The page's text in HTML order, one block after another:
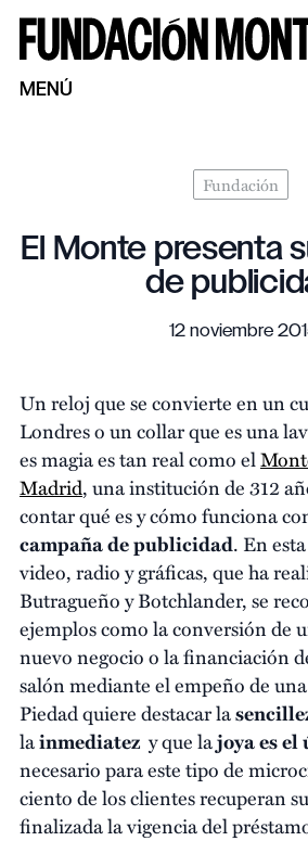
MENÚ
Fundación
El Monte presenta
de
12 noviembre
Un reloj que se convierte en un
Londres o un collar que es una
es magia es tan real como el
Madrid, una institución de 312
contar qué es y cómo funciona
campaña de publicidad. En
video, radio y gráficas, que ha
Butragueño y Botchlander, se
ejemplos como la conversión de
nuevo negocio o la financiación
salón mediante el empeño de
Piedad quiere destacar la
lainmediatez y que lajoya es el
necesario para este tipo de
ciento de los clientes recuperan
finalizada la vigencia del